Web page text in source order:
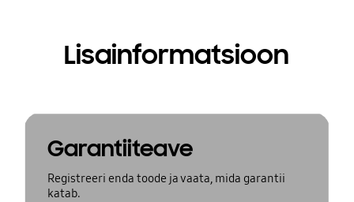
Lisainformatsioon
Garantiiteave
Registreeri enda toode ja vaata, mida garantii
katab.